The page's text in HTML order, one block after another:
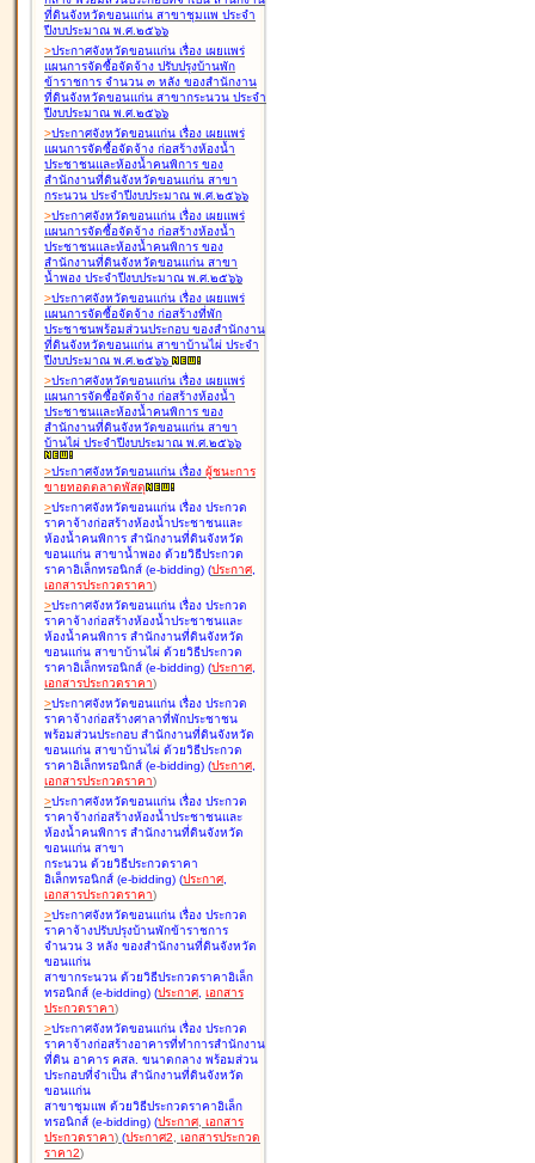
ที่ดินจังหวัดขอนแก่น สาขาชุมแพ ประจำ
ปีงบประมาณ พ.ศ.๒๕๖๖
>ประกาศจังหวัดขอนแก่น เรื่อง เผยแพร่
แผนการจัดซื้อจัดจ้าง ปรับปรุงบ้านพัก
ข้าราชการ จำนวน ๓ หลัง ของสำนักงาน
ที่ดินจังหวัดขอนแก่น สาขากระนวน ประจำ
ปีงบประมาณ พ.ศ.๒๕๖๖
>ประกาศจังหวัดขอนแก่น เรื่อง เผยแพร่
แผนการจัดซื้อจัดจ้าง ก่อสร้างห้องน้ำ
ประชาชนและห้องน้ำคนพิการ ของ
สำนักงานที่ดินจังหวัดขอนแก่น สาขา
กระนวน ประจำปีงบประมาณ พ.ศ.๒๕๖๖
>ประกาศจังหวัดขอนแก่น เรื่อง เผยแพร่
แผนการจัดซื้อจัดจ้าง ก่อสร้างห้องน้ำ
ประชาชนและห้องน้ำคนพิการ ของ
สำนักงานที่ดินจังหวัดขอนแก่น สาขา
น้ำพอง ประจำปีงบประมาณ พ.ศ.๒๕๖๖
>ประกาศจังหวัดขอนแก่น เรื่อง เผยแพร่
แผนการจัดซื้อจัดจ้าง ก่อสร้างที่พัก
ประชาชนพร้อมส่วนประกอบ ของสำนักงาน
ที่ดินจังหวัดขอนแก่น สาขาบ้านไผ่ ประจำ
ปีงบประมาณ พ.ศ.๒๕๖๖
>ประกาศจังหวัดขอนแก่น เรื่อง เผยแพร่
แผนการจัดซื้อจัดจ้าง ก่อสร้างห้องน้ำ
ประชาชนและห้องน้ำคนพิการ ของ
สำนักงานที่ดินจังหวัดขอนแก่น สาขา
บ้านไผ่ ประจำปีงบประมาณ พ.ศ.๒๕๖๖
>ประกาศจังหวัดขอนแก่น เรื่อง ผู้ชนะการ
ขายทอดตลาดพัสดุ
>ประกาศจังหวัดขอนแก่น เรื่อง ประกวด
ราคาจ้างก่อสร้างห้องน้ำประชาชนและ
ห้องน้ำคนพิการ สำนักงานที่ดินจังหวัด
ขอนแก่น สาขาน้ำพอง ด้วยวิธีประกวด
ราคาอิเล็กทรอนิกส์ (e-bidding) (ประกาศ,
เอกสารประกวดราคา)
>ประกาศจังหวัดขอนแก่น เรื่อง ประกวด
ราคาจ้างก่อสร้างห้องน้ำประชาชนและ
ห้องน้ำคนพิการ สำนักงานที่ดินจังหวัด
ขอนแก่น สาขาบ้านไผ่ ด้วยวิธีประกวด
ราคาอิเล็กทรอนิกส์ (e-bidding) (ประกาศ,
เอกสารประกวดราคา)
>ประกาศจังหวัดขอนแก่น เรื่อง ประกวด
ราคาจ้างก่อสร้างศาลาที่พักประชาชน
พร้อมส่วนประกอบ สำนักงานที่ดินจังหวัด
ขอนแก่น สาขาบ้านไผ่ ด้วยวิธีประกวด
ราคาอิเล็กทรอนิกส์ (e-bidding) (ประกาศ,
เอกสารประกวดราคา)
>ประกาศจังหวัดขอนแก่น เรื่อง ประกวด
ราคาจ้างก่อสร้างห้องน้ำประชาชนและ
ห้องน้ำคนพิการ สำนักงานที่ดินจังหวัด
ขอนแก่น สาขา
กระนวน ด้วยวิธีประกวดราคา
อิเล็กทรอนิกส์ (e-bidding) (ประกาศ,
เอกสารประกวดราคา)
>ประกาศจังหวัดขอนแก่น เรื่อง ประกวด
ราคาจ้างปรับปรุงบ้านพักข้าราชการ
จำนวน 3 หลัง ของสำนักงานที่ดินจังหวัด
ขอนแก่น
สาขากระนวน ด้วยวิธีประกวดราคาอิเล็ก
ทรอนิกส์ (e-bidding) (ประกาศ, เอกสาร
ประกวดราคา)
>ประกาศจังหวัดขอนแก่น เรื่อง ประกวด
ราคาจ้างก่อสร้างอาคารที่ทำการสำนักงาน
ที่ดิน อาคาร คสล. ขนาดกลาง พร้อมส่วน
ประกอบที่จำเป็น สำนักงานที่ดินจังหวัด
ขอนแก่น
สาขาชุมแพ ด้วยวิธีประกวดราคาอิเล็ก
ทรอนิกส์ (e-bidding) (ประกาศ, เอกสาร
ประกวดราคา) (ประกาศ2, เอกสารประกวด
ราคา2)